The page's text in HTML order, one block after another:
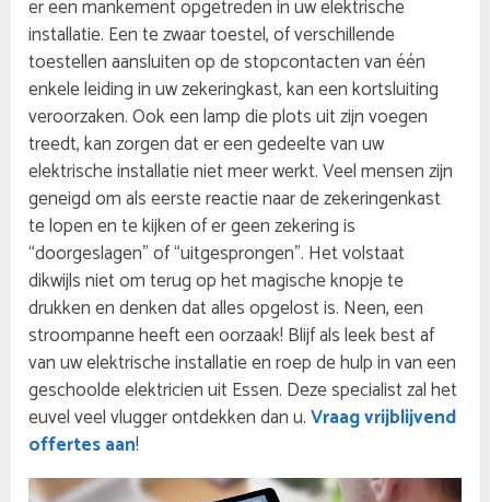
er een mankement opgetreden in uw elektrische
installatie. Een te zwaar toestel, of verschillende
toestellen aansluiten op de stopcontacten van één
enkele leiding in uw zekeringkast, kan een kortsluiting
veroorzaken. Ook een lamp die plots uit zijn voegen
treedt, kan zorgen dat er een gedeelte van uw
elektrische installatie niet meer werkt. Veel mensen zijn
geneigd om als eerste reactie naar de zekeringenkast
te lopen en te kijken of er geen zekering is
“doorgeslagen” of “uitgesprongen”. Het volstaat
dikwijls niet om terug op het magische knopje te
drukken en denken dat alles opgelost is. Neen, een
stroompanne heeft een oorzaak! Blijf als leek best af
van uw elektrische installatie en roep de hulp in van een
geschoolde elektricien uit Essen. Deze specialist zal het
euvel veel vlugger ontdekken dan u.Vraag vrijblijvend
offertes aan!